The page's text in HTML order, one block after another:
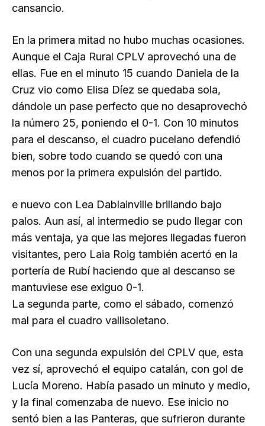
cansancio.
En la primera mitad no hubo muchas ocasiones.
Aunque el Caja Rural CPLV aprovechó una de
ellas. Fue en el minuto 15 cuando Daniela de la
Cruz vio como Elisa Díez se quedaba sola,
dándole un pase perfecto que no desaprovechó
la número 25, poniendo el 0-1. Con 10 minutos
para el descanso, el cuadro pucelano defendió
bien, sobre todo cuando se quedó con una
menos por la primera expulsión del partido.
e nuevo con Lea Dablainville brillando bajo
palos. Aun así, al intermedio se pudo llegar con
más ventaja, ya que las mejores llegadas fueron
visitantes, pero Laia Roig también acertó en la
portería de Rubí haciendo que al descanso se
mantuviese ese exiguo 0-1.
La segunda parte, como el sábado, comenzó
mal para el cuadro vallisoletano.
Con una segunda expulsión del CPLV que, esta
vez sí, aprovechó el equipo catalán, con gol de
Lucía Moreno. Había pasado un minuto y medio,
y la final comenzaba de nuevo. Ese inicio no
sentó bien a las Panteras, que sufrieron durante